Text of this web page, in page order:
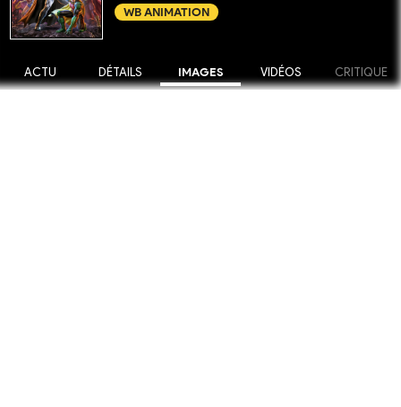
WB ANIMATION
ACTU DÉTAILS IMAGES VIDÉOS CRITIQUE